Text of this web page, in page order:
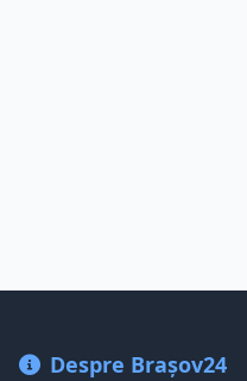
Despre Brașov24